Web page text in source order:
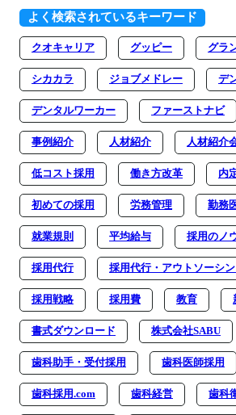
よく検索されているキーワード
クオキャリア グッピー グラ
シカカラ ジョブメドレー デ
デンタルワーカー ファーストナビ
事例紹介 人材紹介 人材紹介
低コスト採用 働き方改革 内
初めての採用 労務管理 勤務
就業規則 平均給与 採用のノ
採用代行 採用代行・アウトソーシ
採用戦略 採用費 教育
書式ダウンロード 株式会社SABU
歯科助手・受付採用 歯科医師採用
歯科採用.com 歯科経営 歯科